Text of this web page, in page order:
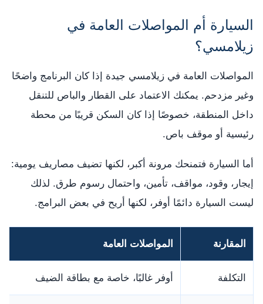
السيارة أم المواصلات العامة في
زيلامسي؟
المواصلات العامة في زيلامسي جيدة إذا كان البرنامج واضحًا
وغير مزدحم. يمكنك الاعتماد على القطار والباص للتنقل
داخل المنطقة، خصوصًا إذا كان السكن قريبًا من محطة
رئيسية أو موقف باص.
أما السيارة فتمنحك مرونة أكبر، لكنها تضيف مصاريف يومية:
إيجار، وقود، مواقف، تأمين، واحتمال رسوم طرق. لذلك
ليست السيارة دائمًا أوفر، لكنها أريح في بعض البرامج.
المقارنة المواصلات العامة
التكلفة أوفر غالبًا، خاصة مع بطاقة الضيف